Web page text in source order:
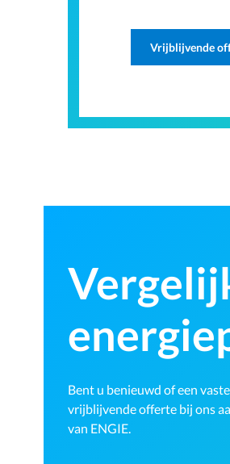
Vrijblijvende
Bent u benieuwd of een
vrijblijvende offerte bij ons
van ENGIE.